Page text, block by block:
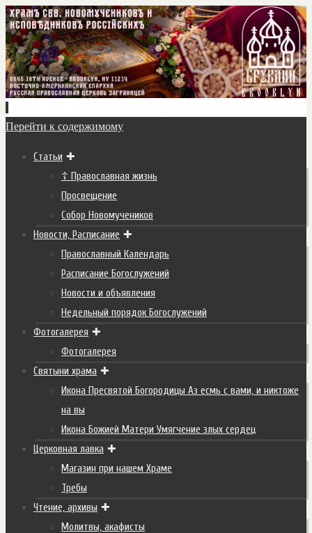
Перейти к содержимому
Статьи
☦ Православная жизнь
Просвещение
Собор Новомучеников
Новости, Расписание
Православный Календарь
Расписание Богослужений
Новости и объявления
Недельный порядок Богослужений
Фотогалерея
Фотогалерея
Святыни храма
Икона Пресвятой Богородицы Аз есмь с вами, и никтоже
на вы
Икона Божией Матери Умягчение злых сердец
Церковная лавка
Магазин при нашем Храме
Требы
Чтение, архивы
Молитвы, акафисты